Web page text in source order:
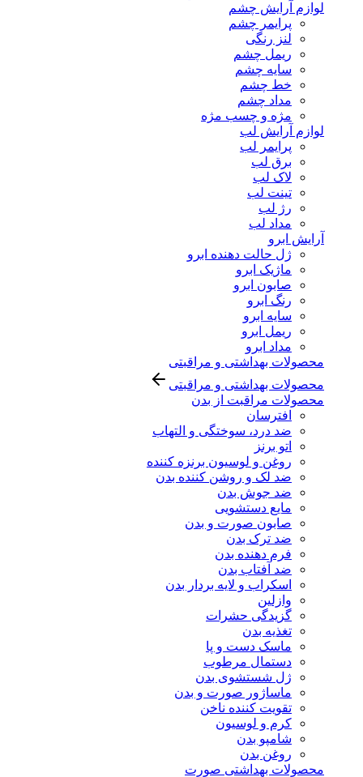
لوازم آرایش چشم
پرایمر چشم
لنز رنگی
ریمل چشم
سایه چشم
خط چشم
مداد چشم
مژه و چسب مژه
لوازم آرایش لب
پرایمر لب
برق لب
لاک لب
تینت لب
رژ لب
مداد لب
آرایش ابرو
ژل حالت دهنده ابرو
ماژیک ابرو
صابون ابرو
رنگ ابرو
سایه ابرو
ریمل ابرو
مداد ابرو
محصولات بهداشتی و مراقبتی
محصولات بهداشتی و مراقبتی
محصولات مراقبت از بدن
افترسان
ضد درد، سوختگی و التهاب
اتو برنز
روغن و لوسیون برنزه کننده
ضد لک و روشن کننده بدن
ضد جوش بدن
مایع دستشویی
صابون صورت و بدن
ضد ترک بدن
فرم دهنده بدن
ضد آفتاب بدن
اسکراب و لایه بردار بدن
وازلین
گزیدگی حشرات
تغذیه بدن
ماسک دست و پا
دستمال مرطوب
ژل شستشوی بدن
ماساژور صورت و بدن
تقویت کننده ناخن
کرم و لوسیون
شامپو بدن
روغن بدن
محصولات بهداشتی صورت